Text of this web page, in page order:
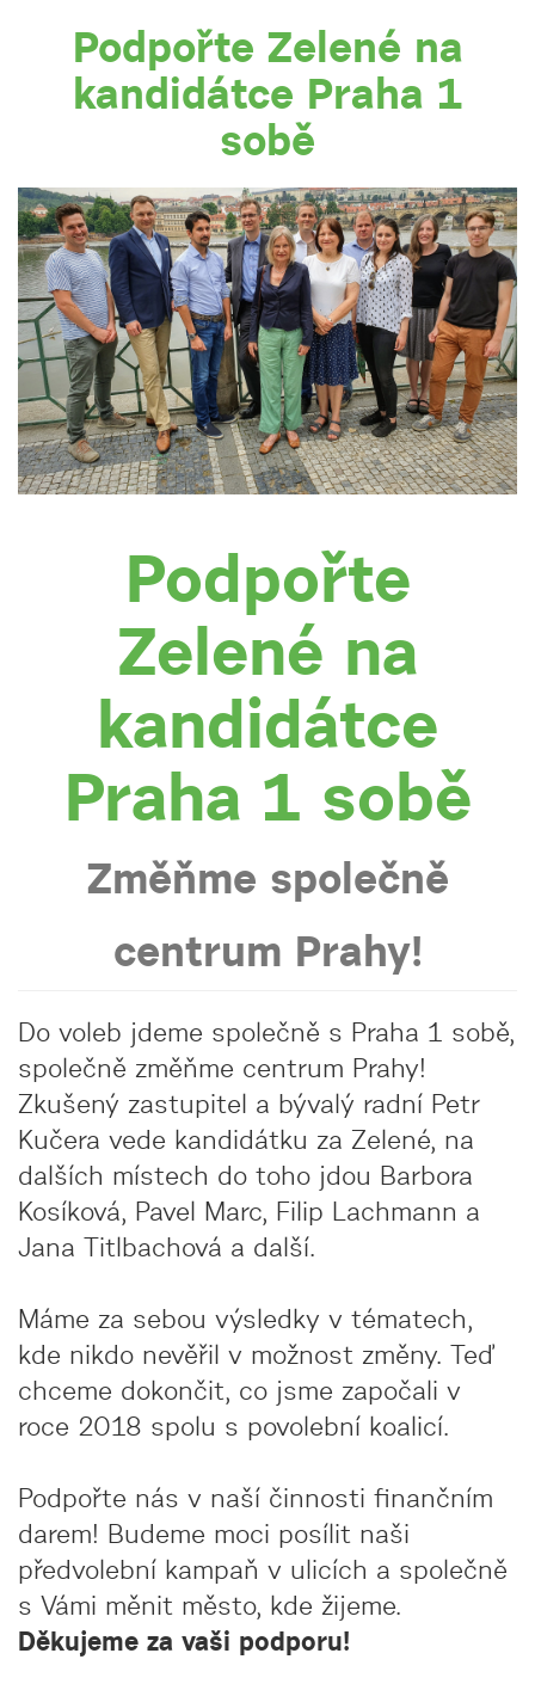
Podpořte Zelené na
kandidátce Praha 1
sobě
Podpořte
Zelené na
kandidátce
Praha 1 sobě
Změňme společně
centrum Prahy!
Do voleb jdeme společně s Praha 1 sobě,
společně změňme centrum Prahy!
Zkušený zastupitel a bývalý radní Petr
Kučera vede kandidátku za Zelené, na
dalších místech do toho jdou Barbora
Kosíková, Pavel Marc, Filip Lachmann a
Jana Titlbachová a další.
Máme za sebou výsledky v tématech,
kde nikdo nevěřil v možnost změny. Teď
chceme dokončit, co jsme započali v
roce 2018 spolu s povolební koalicí.
Podpořte nás v naší činnosti finančním
darem! Budeme moci posílit naši
předvolební kampaň v ulicích a společně
s Vámi měnit město, kde žijeme.
Děkujeme za vaši podporu!